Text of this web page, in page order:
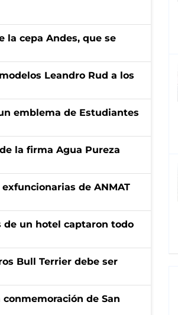
la cepa Andes, que se
Leandro Rud a los
emblema de Estudiantes
la firma Agua Pureza
de ANMAT
de un hotel captaron todo
Bull Terrier debe ser
de San